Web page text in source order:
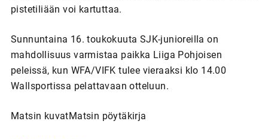
pistetiliään voi kartuttaa.
Sunnuntaina 16. toukokuuta SJK-junioreilla on
mahdollisuus varmistaa paikka Liiga Pohjoisen
peleissä, kun WFA/VIFK tulee vieraaksi klo 14.00
Wallsportissa pelattavaan otteluun.
Matsin kuvatMatsin pöytäkirja